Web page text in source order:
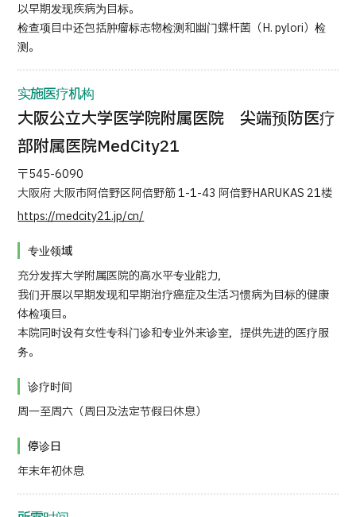
面向医疗机构
运营公司
个人信息保护政策
公司指南与政策
JTB治理
日语 英语 汉语
联系我们
以早期发现疾病为目标。
检查项目中还包括肿瘤标志物检测和幽门螺杆菌（H. pylori）检
测。
实施医疗机构
大阪公立大学医学院附属医院 尖端预防医疗
部附属医院MedCity21
〒545-6090
大阪府 大阪市阿倍野区阿倍野筋 1-1-43 阿倍野HARUKAS 21楼
https://medcity21.jp/cn/
专业领域
充分发挥大学附属医院的高水平专业能力，
我们开展以早期发现和早期治疗癌症及生活习惯病为目标的健康
体检项目。
本院同时设有女性专科门诊和专业外来诊室，提供先进的医疗服
务。
诊疗时间
周一至周六（周日及法定节假日休息）
停诊日
年末年初休息